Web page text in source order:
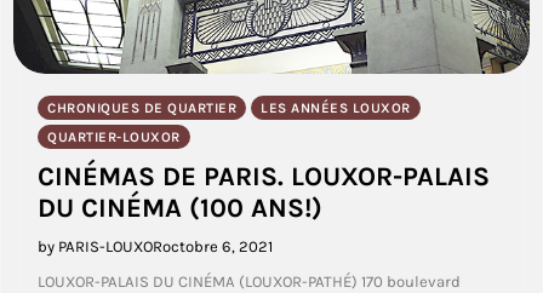
CHRONIQUES DE QUARTIER
LES ANNÉES LOUXOR
QUARTIER-LOUXOR
CINÉMAS DE PARIS. LOUXOR-PALAIS
DU CINÉMA (100 ANS!)
by PARIS-LOUXORoctobre 6, 2021
LOUXOR-PALAIS DU CINÉMA (LOUXOR-PATHÉ) 170 boulevard